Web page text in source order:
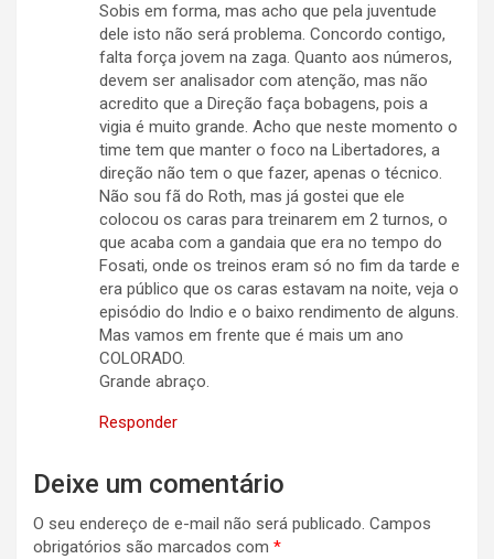
Sobis em forma, mas acho que pela juventude
dele isto não será problema. Concordo contigo,
falta força jovem na zaga. Quanto aos números,
devem ser analisador com atenção, mas não
acredito que a Direção faça bobagens, pois a
vigia é muito grande. Acho que neste momento o
time tem que manter o foco na Libertadores, a
direção não tem o que fazer, apenas o técnico.
Não sou fã do Roth, mas já gostei que ele
colocou os caras para treinarem em 2 turnos, o
que acaba com a gandaia que era no tempo do
Fosati, onde os treinos eram só no fim da tarde e
era público que os caras estavam na noite, veja o
episódio do Indio e o baixo rendimento de alguns.
Mas vamos em frente que é mais um ano
COLORADO.
Grande abraço.
Responder
Deixe um comentário
O seu endereço de e-mail não será publicado. Campos
obrigatórios são marcados com *